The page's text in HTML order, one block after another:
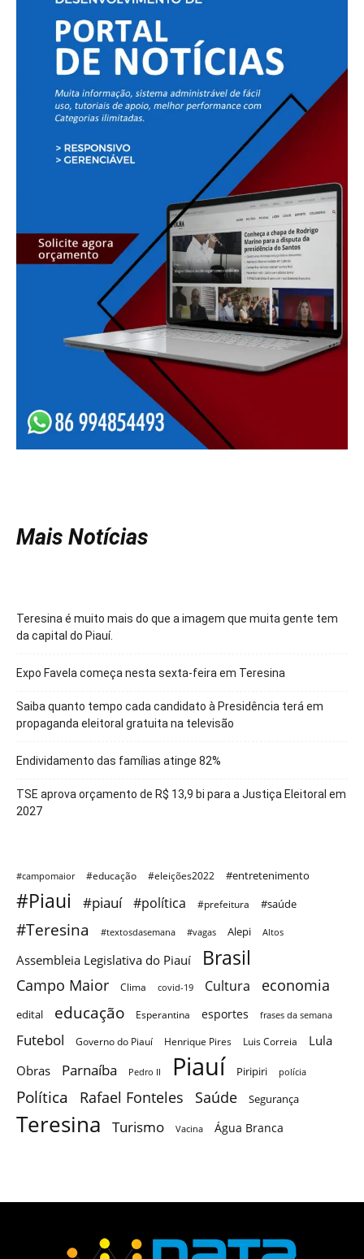
Mais Notícias
Teresina é muito mais do que a imagem que muita gente tem
da capital do Piauí.
Expo Favela começa nesta sexta-feira em Teresina
Saiba quanto tempo cada candidato à Presidência terá em
propaganda eleitoral gratuita na televisão
Endividamento das famílias atinge 82%
TSE aprova orçamento de R$ 13,9 bi para a Justiça Eleitoral em
2027
#campomaior #educação #eleições2022 #entretenimento
#Piaui #piauí #política #prefeitura #saúde
#Teresina #textosdasemana #vagas Alepi Altos
Assembleia Legislativa do Piauí Brasil
Campo Maior Clima covid-19 Cultura economia
edital educação Esperantina esportes frases da semana
Futebol Governo do Piauí Henrique Pires Luis Correia
Lula
Obras
Parnaíba Pedro II Piauí Piripiri polícia
Política Rafael Fonteles Saúde Segurança
Teresina Turismo Vacina Água Branca